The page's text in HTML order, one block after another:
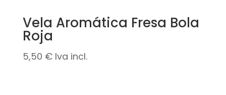
Vela Aromática Fresa Bola
Roja
5,50 € Iva incl.